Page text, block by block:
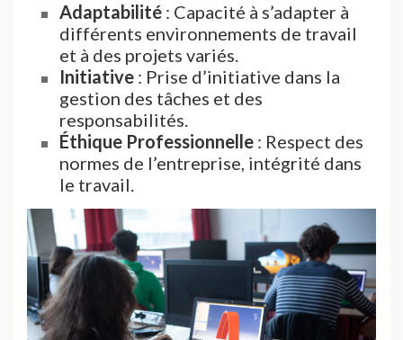
Adaptabilité : Capacité à s’adapter à
différents environnements de travail
et à des projets variés.
Initiative : Prise d’initiative dans la
gestion des tâches et des
responsabilités.
Éthique Professionnelle : Respect des
normes de l’entreprise, intégrité dans
le travail.